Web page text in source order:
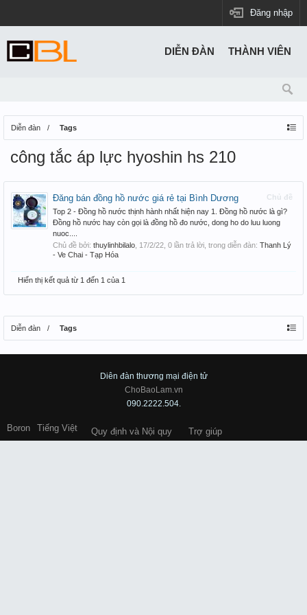
Đăng nhập
Diễn đàn Tags
công tắc áp lực hyoshin hs 210
Chủ đề
Đăng bán đồng hồ nước giá rẻ tại Bình Dương
Top 2 - Đồng hồ nước thịnh hành nhất hiện nay 1. Đồng hồ nước là gì?
Đồng hồ nước hay còn gọi là đồng hồ đo nước, dong ho do luu luong
nuoc....
Chủ đề bởi: thuylinhbilalo 17/2/22 , 0 lần trả lời, trong diễn đàn: Thanh Lý
- Ve Chai - Tạp Hóa
Hiển thị kết quả từ 1 đến 1 của 1
Diễn đàn Tags
DIỄN ĐÀN THÀNH VIÊN
Diên đàn thương mại điện tử
ChoBaoLam.vn
090.2222.504.
Boron Tiếng Việt Quy định và Nội quy Trợ giúp